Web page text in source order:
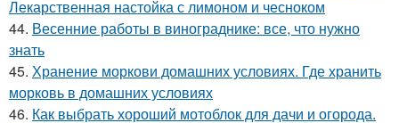
Лекарственная настойка с лимоном и чесноком
44. Весенние работы в винограднике: все, что нужно
знать
45. Хранение моркови домашних условиях. Где хранить
морковь в домашних условиях
46. Как выбрать хороший мотоблок для дачи и огорода.